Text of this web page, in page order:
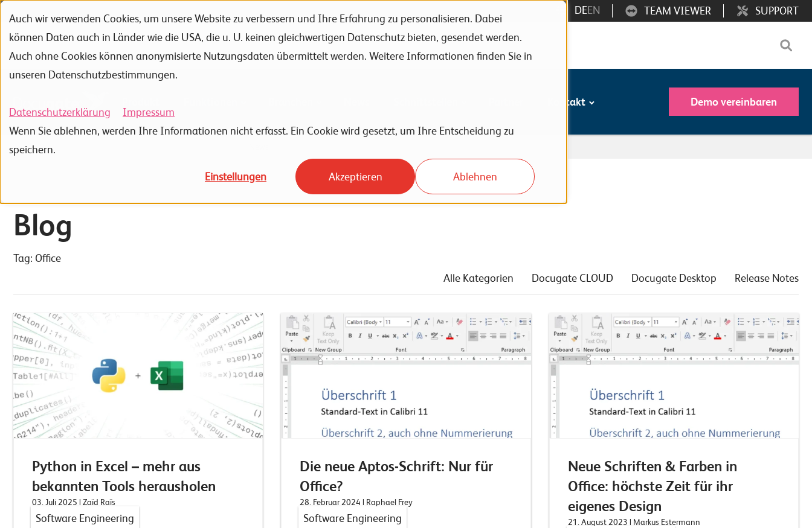
Auch wir verwenden Cookies, um unsere Website zu verbessern und Ihre Erfahrung zu personalisieren. Dabei
können Daten auch in Länder wie die USA, die u. U. keinen gleichwertigen Datenschutz bieten, gesendet werden.
Auch ohne Cookies können anonymisierte Nutzungsdaten übermittelt werden. Weitere Informationen finden Sie in
unseren Datenschutzbestimmungen.
Datenschutzerklärung
Impressum
Wenn Sie ablehnen, werden Ihre Informationen nicht erfasst. Ein Cookie wird gesetzt, um Ihre Entscheidung zu
speichern.
Einstellungen Akzeptieren Ablehnen
Portfolio
Referenzen Unternehmen Karriere News Events
SUPPORT
TEAM VIEWER
DEEN
Kontakt Demo vereinbaren
Home
Blog
Tag: Office
Alle Kategorien
Docugate CLOUD Docugate Desktop Release Notes
Python in Excel – mehr aus
bekannten Tools herausholen
03. Juli 2025 | Zaïd Raïs
Software Engineering
Die neue Aptos-Schrift: Nur für
Office?
28. Februar 2024| Raphael Frey
Software Engineering
Neue Schriften & Farben in
Office: höchste Zeit für ihr
eigenes Design
21. August 2023 | Markus Estermann